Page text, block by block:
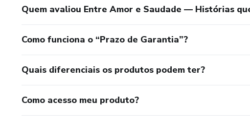
Quem avaliou Entre Amor e Saudade — Histórias
Como funciona o “Prazo de Garantia”?
Quais diferenciais os produtos podem ter?
Como acesso meu produto?